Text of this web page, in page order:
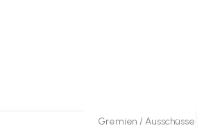
Gremien / Ausschüsse